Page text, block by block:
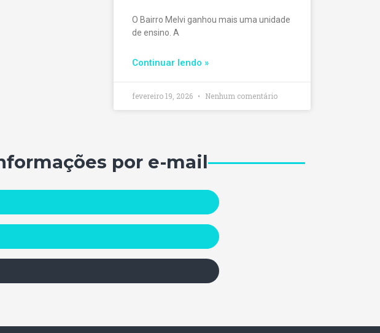
O Bairro Melvi ganhou mais uma unidade
de ensino. A
Continuar lendo »
fevereiro 19, 2026 Nenhum comentário
por e-mail